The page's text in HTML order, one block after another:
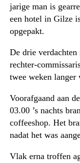
jarige man is
een hotel in Gilze
opgepakt.
De drie
rechter-
twee weken
Voorafgaand aan
03.00 ’s nachts
coffeeshop. Het
nadat het was
Vlak erna troffen